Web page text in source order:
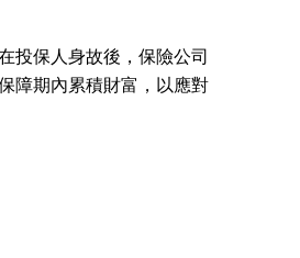
投保人身故後，保險公司
障期內累積財富，以應對